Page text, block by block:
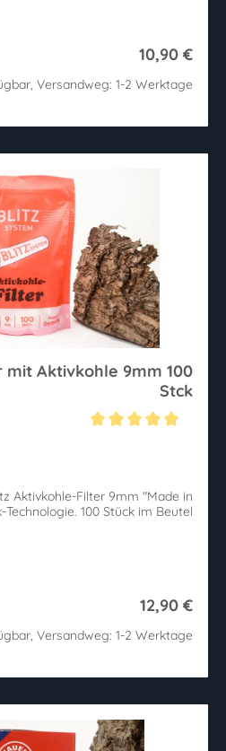
10,90 €
Versandweg: 1-2 Werktage
Aktivkohle 9mm 100
Stck
Aktivkohle-Filter 9mm "Made in
100 Stück im Beutel
12,90 €
Versandweg: 1-2 Werktage